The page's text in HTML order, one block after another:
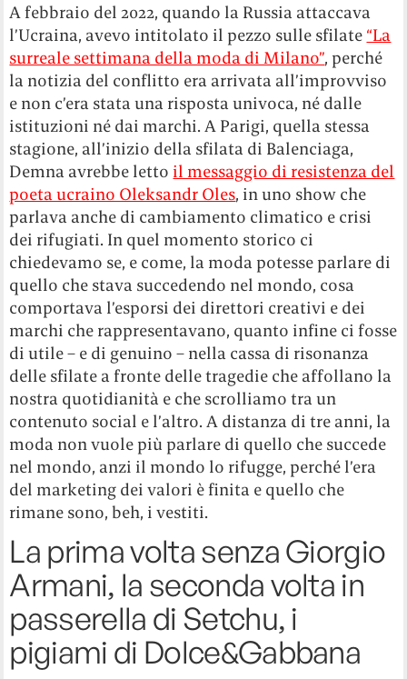
A febbraio del 2022, quando la Russia attaccava
l’Ucraina, avevo intitolato il pezzo sulle sfilate “La
surreale settimana della moda di Milano”, perché
la notizia del conflitto era arrivata all’improvviso
e non c’era stata una risposta univoca, né dalle
istituzioni né dai marchi. A Parigi, quella stessa
stagione, all’inizio della sfilata di Balenciaga,
Demna avrebbe letto il messaggio di resistenza del
poeta ucraino Oleksandr Oles, in uno show che
parlava anche di cambiamento climatico e crisi
dei rifugiati. In quel momento storico ci
chiedevamo se, e come, la moda potesse parlare di
quello che stava succedendo nel mondo, cosa
comportava l’esporsi dei direttori creativi e dei
marchi che rappresentavano, quanto infine ci fosse
di utile – e di genuino – nella cassa di risonanza
delle sfilate a fronte delle tragedie che affollano la
nostra quotidianità e che scrolliamo tra un
contenuto social e l’altro. A distanza di tre anni, la
moda non vuole più parlare di quello che succede
nel mondo, anzi il mondo lo rifugge, perché l’era
del marketing dei valori è finita e quello che
rimane sono, beh, i vestiti.
La prima volta senza Giorgio
Armani, la seconda volta in
passerella di Setchu, i
pigiami di Dolce&Gabbana